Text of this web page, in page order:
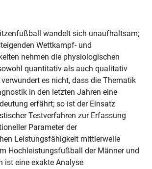
wandelt sich unaufhaltsam;
Wettkampf- und
nehmen die physiologischen
quantitativ als auch qualitativ
es nicht, dass die Thematik
in den letzten Jahren eine
erfährt; so ist der Einsatz
Testverfahren zur Erfassung
Parameter der
Leistungsfähigkeit mittlerweile
Hochleistungsfußball der Männer und
ist eine exakte Analyse